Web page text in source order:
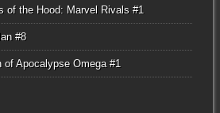
of the Hood: Marvel Rivals #1
#8
Apocalypse Omega #1